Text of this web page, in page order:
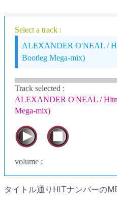
Select a track :
ALEXANDER O'NEAL /
Bootleg Mega-mix)
Track selected :
ALEXANDER O'NEAL /
Mega-mix)
volume :
タイトル通りHITナンバーの